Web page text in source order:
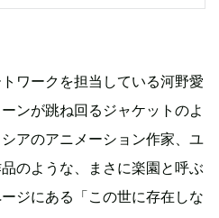
ワークを担当している河野愛
ンが跳ね回るジャケットのよ
アのアニメーション作家、ユ
のような、まさに楽園と呼ぶ
ジにある「この世に存在しな